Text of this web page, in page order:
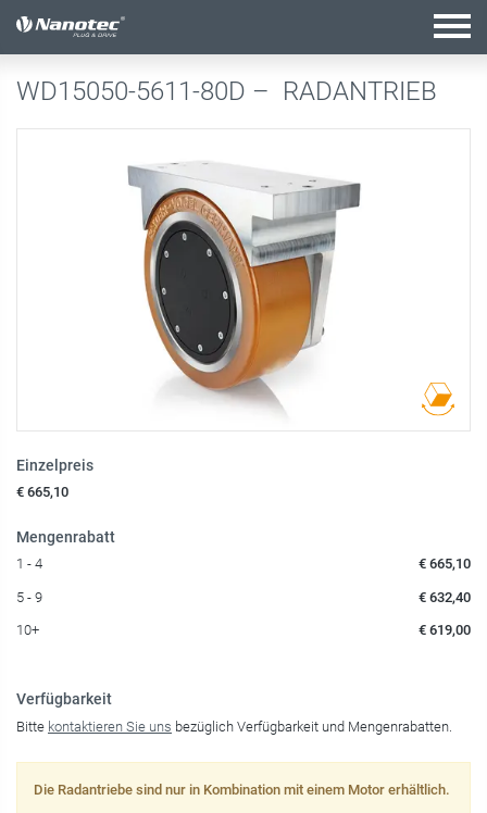
Aktive Kombination
WD15050-5611-80D – RADANTRIEB
Einzelpreis
€ 665,10
Mengenrabatt
1 - 4 € 665,10
5 - 9 € 632,40
10+ € 619,00
Verfügbarkeit
Bitte kontaktieren Sie uns bezüglich Verfügbarkeit und Mengenrabatten.
Die Radantriebe sind nur in Kombination mit einem Motor erhältlich.